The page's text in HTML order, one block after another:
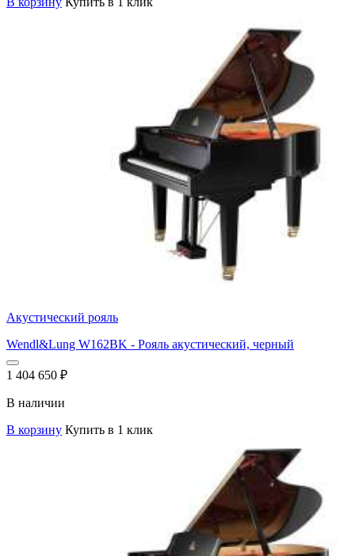
Акустический рояль
Wendl&Lung W162BK - Рояль акустический, черный
1 404 650 ₽
В наличии
В корзину Купить в 1 клик